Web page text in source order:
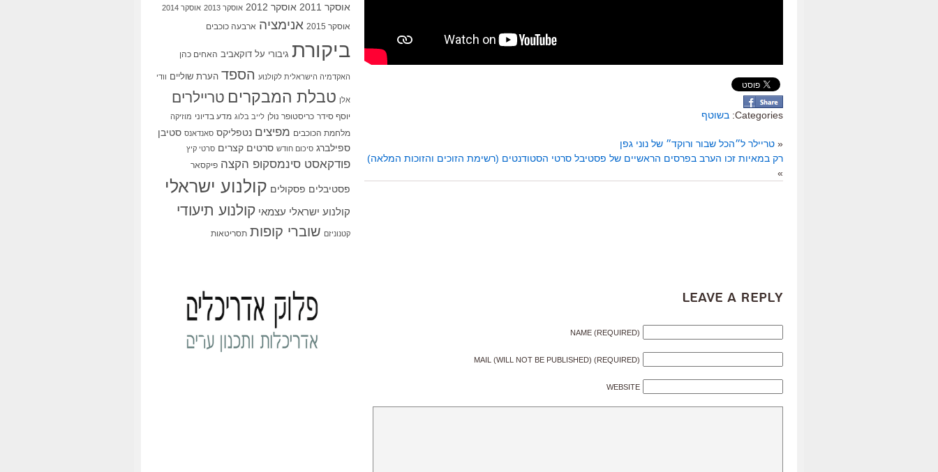
Categories: בשוטף
« טריילר ל״הכל שבור ורוקד״ של נוני גפן
רק במאיות זכו הערב בפרסים הראשיים של פסטיבל סרטי הסטודנטים (רשימת הזוכים והזוכות המלאה)
»
Leave a Reply
NAME (REQUIRED)
MAIL (WILL NOT BE PUBLISHED) (REQUIRED)
WEBSITE
אוסקר 2011 אוסקר 2012 אוסקר 2013 אוסקר 2014
אוסקר 2015 אנימציה ארבעה כוכבים
ביקורת גיבורי על דוקאביב האחים כהן
האקדמיה הישראלית לקולנוע הספד הערת שוליים וודי
אלן טבלת המבקרים טריילרים
יוסף סידר כריסטופר נולן לייב בלוג מדע בדיוני מוזיקה
מלחמת הכוכבים מפיצים נטפליקס סאנדאנס סטיבן
ספילברג סיכום חודש סרטים קצרים סרטי קיץ
פודקאסט סינמסקופ הקצה פיקסאר
פסטיבלים פסקולים קולנוע ישראלי
קולנוע ישראלי עצמאי קולנוע תיעודי
קטנוניזם שוברי קופות תסריטאות